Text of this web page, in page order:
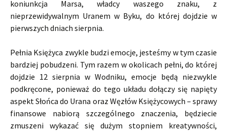
koniunkcja Marsa, władcy waszego znaku, z
nieprzewidywalnym Uranem w Byku, do której dojdzie w
pierwszych dniach sierpnia.
Pełnia Księżyca zwykle budzi emocje, jesteśmy w tym czasie
bardziej pobudzeni. Tym razem w okolicach pełni, do której
dojdzie 12 sierpnia w Wodniku, emocje będą niezwykle
podkręcone, ponieważ do tego układu dołączy się napięty
aspekt Słońca do Urana oraz Węzłów Księżycowych – sprawy
finansowe nabiorą szczególnego znaczenia, będziecie
zmuszeni wykazać się dużym stopniem kreatywności,